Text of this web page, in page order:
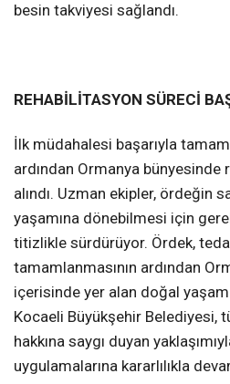
besin takviyesi sağlandı.
REHABİLİTASYON SÜRECİ
İlk müdahalesi başarıyla
ardından Ormanya
alındı. Uzman ekipler, ördeğin
yaşamına dönebilmesi için
titizlikle sürdürüyor. Ördek,
tamamlanmasının ardından
içerisinde yer alan doğal yaşam
Kocaeli Büyükşehir Belediyesi,
hakkına saygı duyan
uygulamalarına kararlılıkla